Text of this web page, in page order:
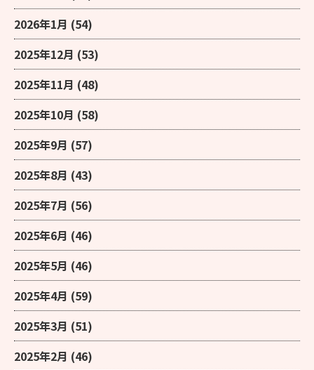
2026年1月 (54)
2025年12月 (53)
2025年11月 (48)
2025年10月 (58)
2025年9月 (57)
2025年8月 (43)
2025年7月 (56)
2025年6月 (46)
2025年5月 (46)
2025年4月 (59)
2025年3月 (51)
2025年2月 (46)